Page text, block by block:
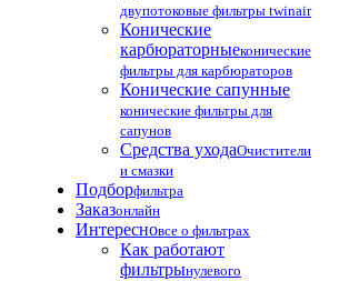
двупотоковые фильтры twinair
Конические
карбюраторныеконические
фильтры для карбюраторов
Конические сапунные
конические фильтры для
сапунов
Средства уходаОчистители
и смазки
Подборфильтра
Заказонлайн
Интересновсе о фильтрах
Как работают
фильтрынулевого